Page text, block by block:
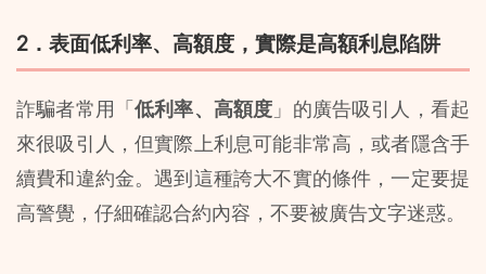
2．表面低利率、高額度，實際是高額利息陷阱
詐騙者常用「低利率、高額度 」的廣告吸引人，看起
來很吸引人，但實際上利息可能非常高，或者隱含手
續費和違約金。遇到這種誇大不實的條件，一定要提
高警覺，仔細確認合約內容，不要被廣告文字迷惑。